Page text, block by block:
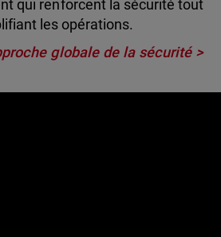
qui renforcent la sécurité tout
les opérations.
globale de la sécurité >